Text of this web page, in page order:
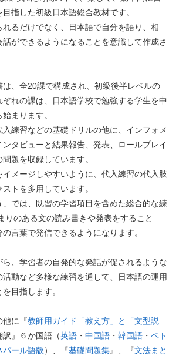
指した初級日本語総合教材です。
るだけでなく、日本語で自分を語り、相
ができるようになることを意識して作成さ
は、全20課で構成され、初級後半レベルの
れの課は、日本語学校で勉強する学生を中
まります。
練習などの基礎ドリルの他に、インフォメ
タビューと結果報告、発表、ロールプレイ
題を収録しています。
メージしやすいように、代入練習の代入肢
トを多用しています。
では、既習の学習項目を含めた総合的な練
りのある文の読み書きや発表をすること
言葉で発信できるようになります。
、学習者の自発的な発話が促されるような
動など多様な練習を通して、日本語の運用
目指します。
他に『教師用ガイド「教え方」と「文型説
訳』６か国語（英語 ・中国語 ・韓国語 ・ベト
パール語版）、『基礎問題集』、『文法まと